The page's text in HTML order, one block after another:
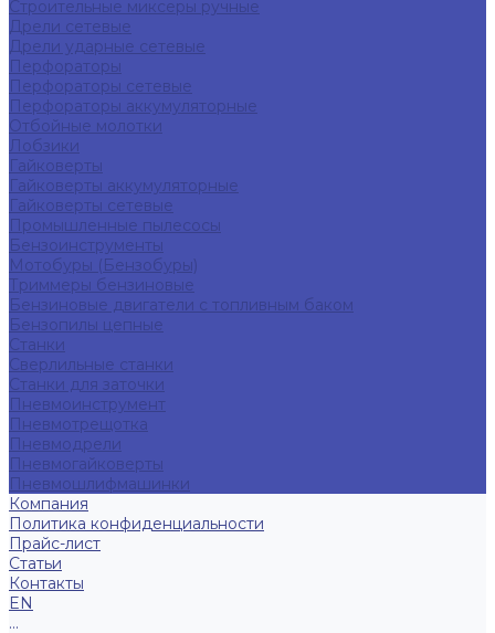
Строительные миксеры ручные
Дрели сетевые
Дрели ударные сетевые
Перфораторы
Перфораторы сетевые
Перфораторы аккумуляторные
Отбойные молотки
Лобзики
Гайковерты
Гайковерты аккумуляторные
Гайковерты сетевые
Промышленные пылесосы
Бензоинструменты
Мотобуры (Бензобуры)
Триммеры бензиновые
Бензиновые двигатели с топливным баком
Бензопилы цепные
Станки
Сверлильные станки
Станки для заточки
Пневмоинструмент
Пневмотрещотка
Пневмодрели
Пневмогайковерты
Пневмошлифмашинки
Компания
Политика конфиденциальности
Прайс-лист
Статьи
Контакты
EN
...